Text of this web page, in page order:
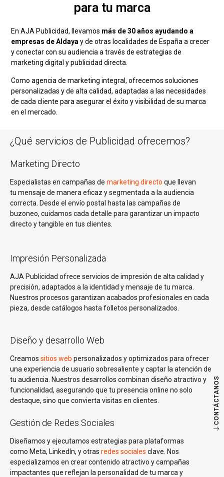
CONTÁCTANOS
para tu marca
En AJA Publicidad, llevamos más de 30 años ayudando a
empresas de Aldayay de otras localidades de España a crecer
y conectar con su audiencia a través de estrategias de
marketing digital y publicidad directa.
Como agencia de marketing integral, ofrecemos soluciones
personalizadas y de alta calidad, adaptadas a las necesidades
de cada cliente para asegurar el éxito y visibilidad de su marca
en el mercado.
¿Qué servicios de Publicidad ofrecemos?
Marketing Directo
Especialistas en campañas de marketing directo que llevan
tu mensaje de manera eficaz y segmentada a la audiencia
correcta. Desde el envío postal hasta las campañas de
buzoneo, cuidamos cada detalle para garantizar un impacto
directo y tangible en tus clientes.
Impresión Personalizada
AJA Publicidad ofrece servicios de impresión de alta calidad y
precisión, adaptados a la identidad y mensaje de tu marca.
Nuestros procesos garantizan acabados profesionales en cada
pieza, desde catálogos hasta folletos personalizados.
Diseño y desarrollo Web
Creamos sitios web personalizados y optimizados para ofrecer
una experiencia de usuario sobresaliente y captar la atención de
tu audiencia. Nuestros desarrollos combinan diseño atractivo y
funcionalidad, asegurando que tu presencia online no solo
destaque, sino que convierta visitas en clientes.
Gestión de Redes Sociales
Diseñamos y ejecutamos estrategias para plataformas
como Meta, LinkedIn, y otras redes sociales clave. Nos
especializamos en crear contenido atractivo y campañas
impactantes que reflejan la personalidad de tu marca y